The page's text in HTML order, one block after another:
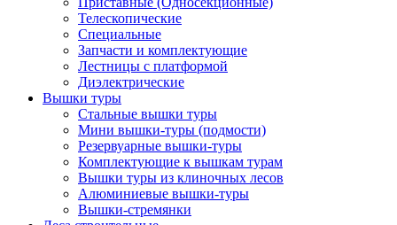
Телескопические
Специальные
Запчасти и комплектующие
Лестницы с платформой
Диэлектрические
Вышки туры
Стальные вышки туры
Мини вышки-туры (подмости)
Резервуарные вышки-туры
Комплектующие к вышкам турам
Вышки туры из клиночных лесов
Алюминиевые вышки-туры
Вышки-стремянки